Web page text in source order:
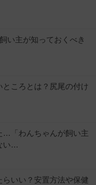
い主が知っておくべき
ころとは？尻尾の付け
…「わんちゃんが飼い主
い…
いい？安置方法や保健